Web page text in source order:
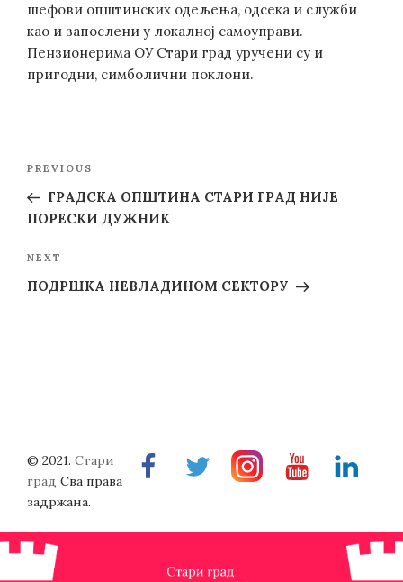
шефови општинских одељења, одсека и служби
као и запослени у локалној самоуправи.
Пензионерима ОУ Стари град уручени су и
пригодни, симболични поклони.
Previous
Post
PREVIOUS
ГРАДСКА ОПШТИНА СТАРИ ГРАД НИЈЕ
ПОРЕСКИ ДУЖНИК
Next
Post
NEXT
ПОДРШКА НЕВЛАДИНОМ СЕКТОРУ
FacebookTwitterInstragramYoutubeLinkedin
© 2021. Стари
град Сва права
задржана.